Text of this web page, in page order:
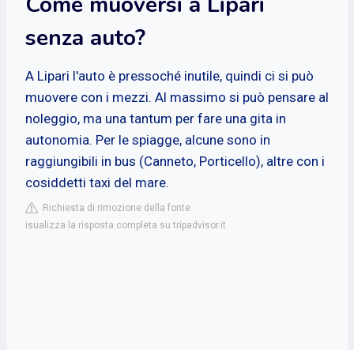
senza auto?
A Lipari l'auto è pressoché inutile, quindi ci si può
muovere con i mezzi. Al massimo si può pensare al
noleggio, ma una tantum per fare una gita in
autonomia. Per le spiagge, alcune sono in
raggiungibili in bus (Canneto, Porticello), altre con i
cosiddetti taxi del mare.
Richiesta di rimozione della fonte
isualizza la risposta completa su tripadvisor.it